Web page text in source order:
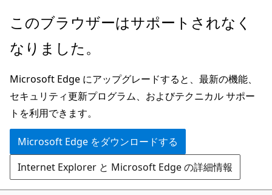
メ
ン
ン
テ
ン
ツ
に
ス
キ
ペ
ジ
ナ
ビ
ゲ
ー
シ
ョ
ン
このブラウザーはサポートされなく
なりました。
Microsoft Edge にアップグレードすると、最新の機能、
セキュリティ更新プログラム、およびテクニカル サポー
トを利用できます。
Microsoft Edge をダウンロードする
Internet Explorer と Microsoft Edge の詳細情報